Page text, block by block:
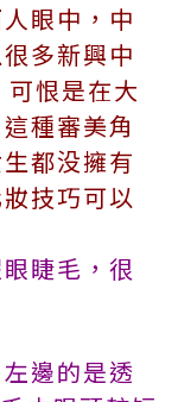
眼中，中
多新興中
可恨是在大
種審美角
都没擁有
技巧可以
睫毛，很
邊的是透